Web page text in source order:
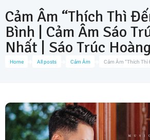
Home All posts Cảm Âm Cảm Âm “Thích Thì
Cảm Âm “Thích Thì
Bình | Cảm Âm Sáo
Nhất | Sáo Trúc